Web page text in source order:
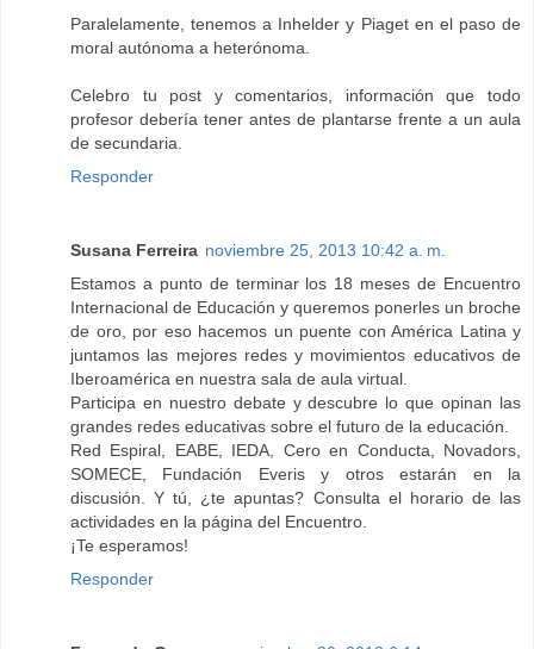
Paralelamente, tenemos a Inhelder y Piaget en el paso de
moral autónoma a heterónoma.
Celebro tu post y comentarios, información que todo
profesor debería tener antes de plantarse frente a un aula
de secundaria.
Responder
Susana Ferreira noviembre 25, 2013 10:42 a. m.
Estamos a punto de terminar los 18 meses de Encuentro
Internacional de Educación y queremos ponerles un broche
de oro, por eso hacemos un puente con América Latina y
juntamos las mejores redes y movimientos educativos de
Iberoamérica en nuestra sala de aula virtual.
Participa en nuestro debate y descubre lo que opinan las
grandes redes educativas sobre el futuro de la educación.
Red Espiral, EABE, IEDA, Cero en Conducta, Novadors,
SOMECE, Fundación Everis y otros estarán en la
discusión. Y tú, ¿te apuntas? Consulta el horario de las
actividades en la página del Encuentro.
¡Te esperamos!
Responder